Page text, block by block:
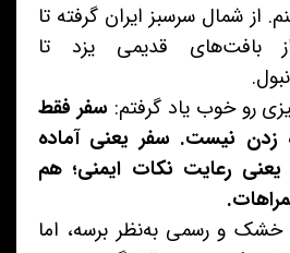
شمال سرسبز ایران گرفته تا
بافت‌های قدیمی یزد تا
رو خوب یاد گرفتم: سفر فقط
نیست. سفر یعنی آماده
یعنی رعایت نکات ایمنی؛ هم
خشک و رسمی به‌نظر برسه، اما